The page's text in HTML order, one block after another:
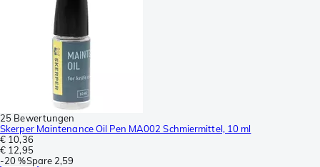
25 Bewertungen
Skerper Maintenance Oil Pen MA002 Schmiermittel, 10 ml
€ 10,36
€ 12,95
-20 %Spare 2,59